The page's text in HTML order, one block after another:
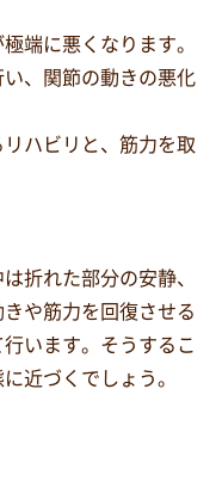
端に悪くなります。
、関節の動きの悪化
ハビリと、筋力を取
折れた部分の安静、
や筋力を回復させる
います。そうするこ
近づくでしょう。